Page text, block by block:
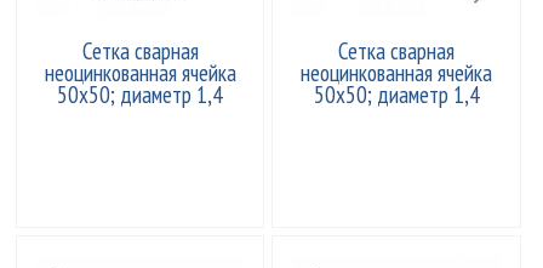
Сетка сварная
неоцинкованная ячейка
50x50; диаметр 1,4
Сетка сварная
неоцинкованная ячейка
50x50; диаметр 1,4